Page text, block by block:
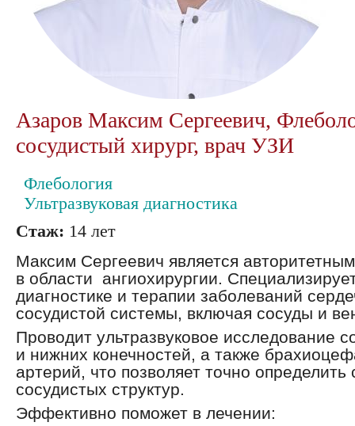
Азаров Максим Сергеевич,
сосудистый хирург, врач УЗИ
Флебология
Ультразвуковая диагностика
Стаж: 14 лет
Максим Сергеевич является
в области ангиохирургии.
диагностике и терапии заболеваний
сосудистой системы, включая сосуды и
Проводит ультразвуковое исследование
и нижних конечностей, а также
артерий, что позволяет точно определить
сосудистых структур.
Эффективно поможет в лечении: